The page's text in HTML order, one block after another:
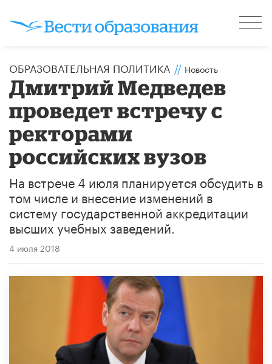
ОБРАЗОВАТЕЛЬНАЯ ПОЛИТИКА // Новость
Дмитрий Медведев
проведет встречу с
ректорами
российских вузов
На встрече 4 июля планируется обсудить в
том числе и внесение изменений в
систему государственной аккредитации
высших учебных заведений.
4 июля 2018